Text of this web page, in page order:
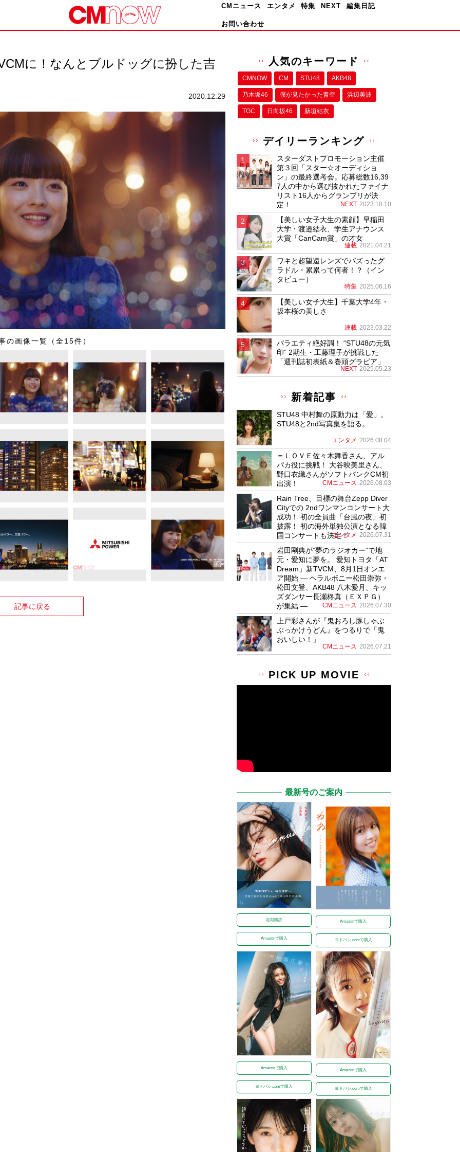
CMニュース エンタメ 特集 NEXT 編集日記
お問い合わせ
に！なんとブルドッグに扮した吉
2020.12.29
の画像一覧（全15件）
記事に戻る
人気のキーワード
CMNOW CM STU48 AKB48
乃木坂46 僕が⾒たかった⻘空 浜辺美波
TGC 日向坂46 新垣結衣
デイリーランキング
スターダストプロモーション主催
第３回「スター☆オーディショ
ン」の最終選考会。応募総数16,39
7人の中から選び抜かれたファイナ
リスト16人からグランプリが決
定！
NEXT 2023.10.10
【美しい女子大生の素顔】早稲田
大学・渡邉結衣、学生アナウンス
大賞「CanCam賞」の才女
連載 2021.04.21
ワキと超望遠レンズでバズったグ
ラドル・累累って何者！？（イン
タビュー）
特集 2025.06.16
【美しい女子大生】千葉大学4年・
坂本桜の美しさ
連載 2023.03.22
バラエティ絶好調！ “STU48の元気
印” 2期生・工藤理子が挑戦した
「週刊誌初表紙＆巻頭グラビア」
NEXT 2025.05.23
新着記事
STU48 中村舞の原動力は「愛」。
STU48と2nd写真集を語る。
エンタメ 2026.08.04
＝ＬＯＶＥ佐々木舞香さん、アル
パカ役に挑戦！ 大谷映美里さん、
野口衣織さんがソフトバンクCM初
出演！
CMニュース 2026.08.03
Rain Tree、目標の舞台Zepp Diver
Cityでの 2ndワンマンコンサート大
成功！ 初の全員曲「台風の夜」初
披露！ 初の海外単独公演となる韓
国コンサートも決定！
エンタメ 2026.07.31
岩田剛典が”夢のラジオカー”で地
元・愛知に夢を。 愛知トヨタ「AT
Dream」新TVCM、8月1日オンエ
ア開始 ― ヘラルボニー松田崇弥・
松田文登、AKB48 八木愛月、キッ
ズダンサー長瀬柊真（ＥＸＰＧ）
が集結 ―
CMニュース 2026.07.30
上戸彩さんが『鬼おろし豚しゃぶ
ぶっかけうどん』をつるりで「鬼
おいしい！」
CMニュース 2026.07.21
PICK UP MOVIE
最新号のご案内
定期購読
Amazonで購入
Amazonで購入
ヨドバシ.comで購入
Amazonで購入
ヨドバシ.comで購入
Amazonで購入
ヨドバシ.comで購入